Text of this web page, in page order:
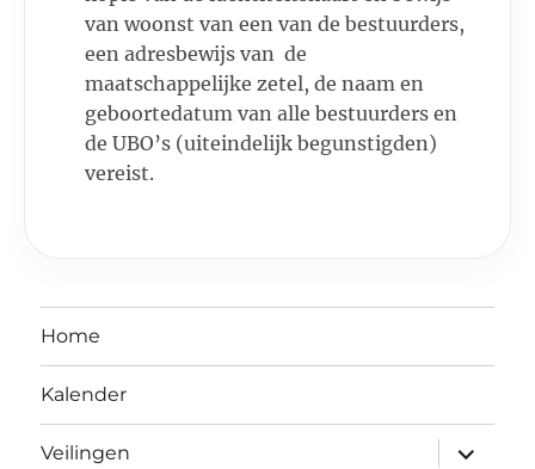
van woonst van een van de bestuurders,
een adresbewijs van de
maatschappelijke zetel, de naam en
geboortedatum van alle bestuurders en
de UBO’s (uiteindelijk begunstigden)
vereist.
Home
Kalender
Veilingen
Open